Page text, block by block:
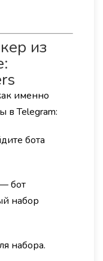
из
именно
в Telegram:
бота
бот
набор
набора.